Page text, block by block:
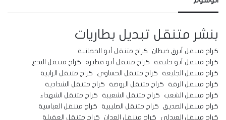
بنشر متنقل تبديل بطاريات
كراج متنقل أبرق خيطان
كراج متنقل أبو الحصانية
كراج متنقل أبو حليفة
كراج متنقل أبو فطيرة
كراج متنقل البدع
كراج متنقل الجليعة
كراج متنقل الحساوي
كراج متنقل الرابية
كراج متنقل الرقة
كراج متنقل الروضة
كراج متنقل الشدادية
كراج متنقل الشعب
كراج متنقل الشعيبة
كراج متنقل الشهداء
كراج متنقل الصديق
كراج متنقل الصليبية
كراج متنقل العباسية
كراج متنقل العبدلي
كراج متنقل العدان
كراج متنقل العقيلة